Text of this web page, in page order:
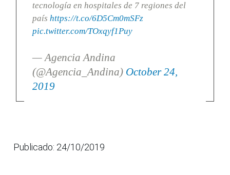
tecnología en hospitales de 7 regiones del
país https://t.co/6D5Cm0mSFz
pic.twitter.com/TOxqyf1Puy
— Agencia Andina
(@Agencia_Andina) October 24,
2019
Publicado: 24/10/2019